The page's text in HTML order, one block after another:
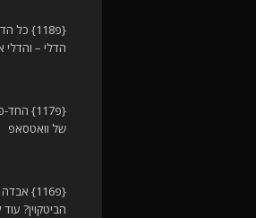
{פ118}
הדלי – והדלי
{פ117}
של וואטסאפ
{פ116}
הביטקוין?